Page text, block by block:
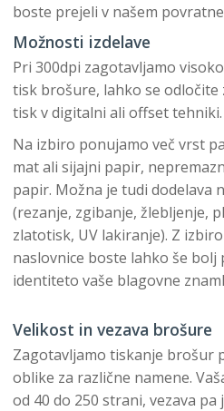
boste prejeli v našem
Možnosti izdelave
Pri 300dpi zagotavljamo
tisk brošure, lahko se
tisk v digitalni ali offset tehniki.
Na izbiro ponujamo več vrst
mat ali sijajni papir,
papir. Možna je tudi dodelava
(rezanje, zgibanje, žlebljenje,
zlatotisk, UV lakiranje). Z
naslovnice boste lahko še
identiteto vaše blagovne
Velikost in vezava brošure
Zagotavljamo tiskanje brošur
oblike za različne namene.
od 40 do 250 strani, vezava pa